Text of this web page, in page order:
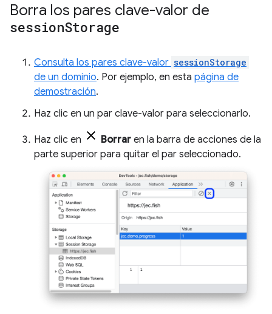
Borra los pares clave-valor de
sessionStorage
Consulta los pares clave-valor sessionStorage
de un dominio. Por ejemplo, en esta página de
demostración.
Haz clic en un par clave-valor para seleccionarlo.
Haz clic en Borrar en la barra de acciones de la
parte superior para quitar el par seleccionado.